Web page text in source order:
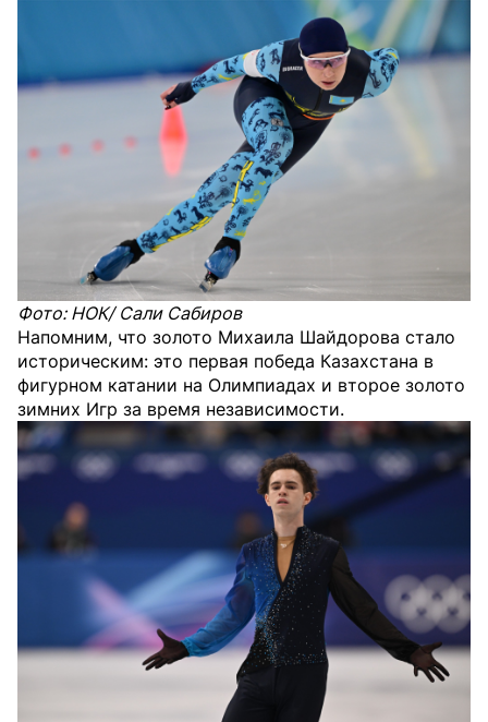
Фото: НОК/ Сали Сабиров
Напомним, что золото Михаила Шайдорова стало
историческим: это первая победа Казахстана в
фигурном катании на Олимпиадах и второе золото
зимних Игр за время независимости.